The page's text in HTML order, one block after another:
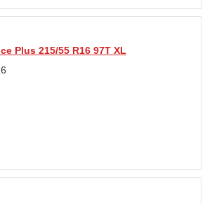
Plus 215/55 R16 97T XL